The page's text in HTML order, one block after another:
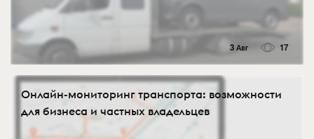
3 Авг 17
Онлайн-мониторинг транспорта: возможности
для бизнеса и частных владельцев